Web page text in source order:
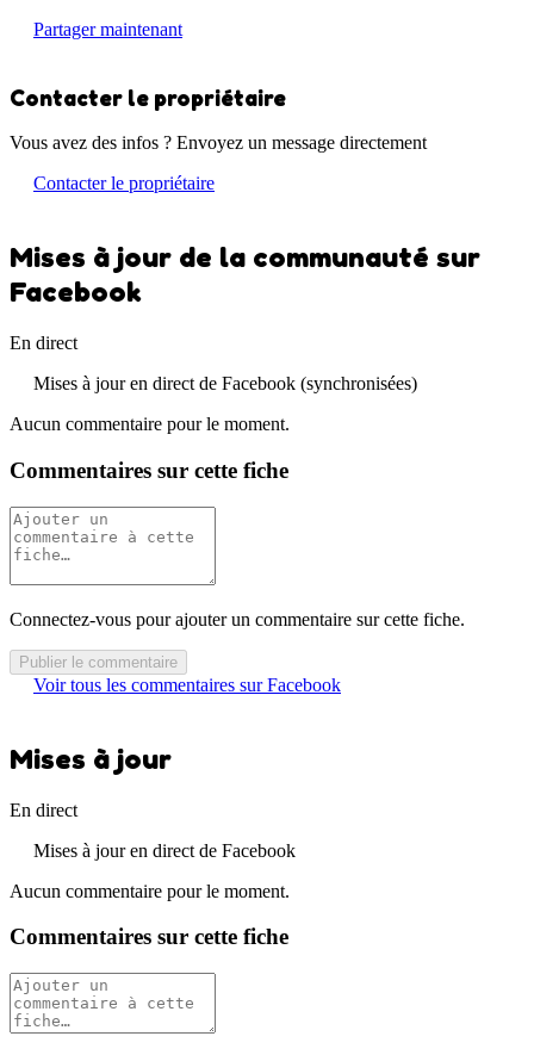
Partager maintenant
Contacter le propriétaire
Vous avez des infos ? Envoyez un message directement
Contacter le propriétaire
Mises à jour de la communauté sur
Facebook
En direct
Mises à jour en direct de Facebook (synchronisées)
Aucun commentaire pour le moment.
Commentaires sur cette fiche
Connectez-vous pour ajouter un commentaire sur cette fiche.
Publier le commentaire
Voir tous les commentaires sur Facebook
Mises à jour
En direct
Mises à jour en direct de Facebook
Aucun commentaire pour le moment.
Commentaires sur cette fiche